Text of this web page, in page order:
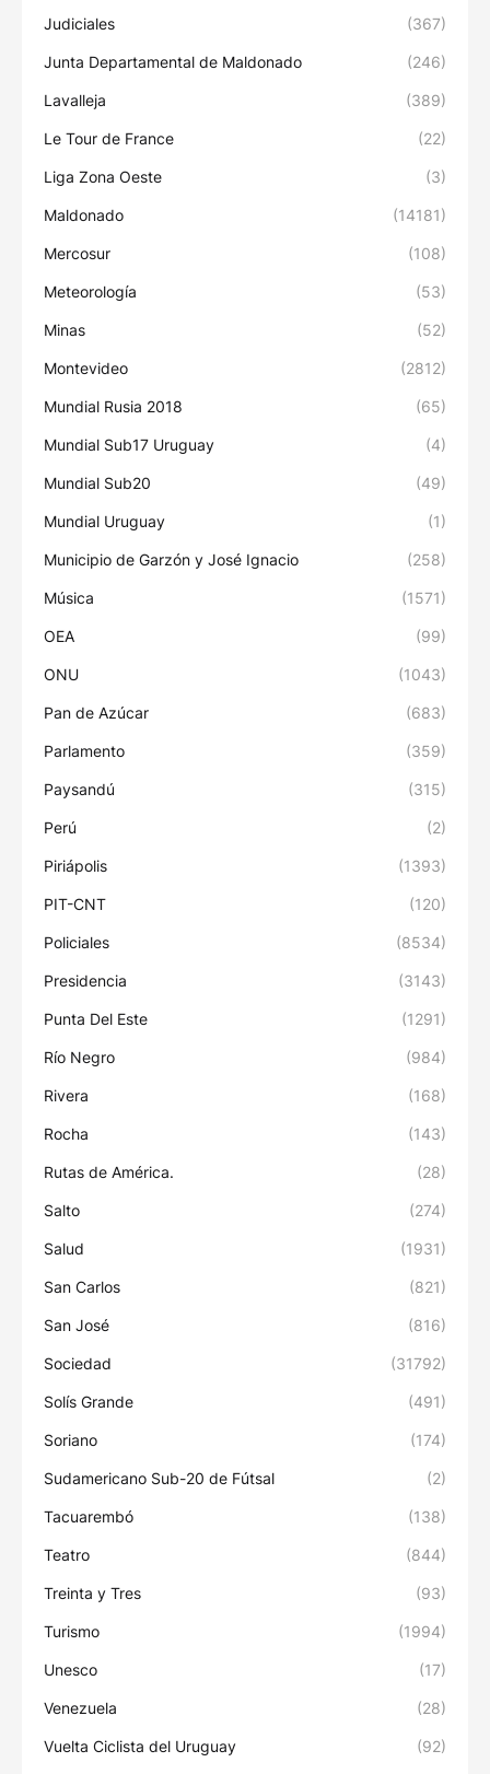
Judiciales (367)
Junta Departamental de Maldonado (246)
Lavalleja (389)
Le Tour de France (22)
Liga Zona Oeste (3)
Maldonado (14181)
Mercosur (108)
Meteorología (53)
Minas (52)
Montevideo (2812)
Mundial Rusia 2018 (65)
Mundial Sub17 Uruguay (4)
Mundial Sub20 (49)
Mundial Uruguay (1)
Municipio de Garzón y José Ignacio (258)
Música (1571)
OEA (99)
ONU (1043)
Pan de Azúcar (683)
Parlamento (359)
Paysandú (315)
Perú (2)
Piriápolis (1393)
PIT-CNT (120)
Policiales (8534)
Presidencia (3143)
Punta Del Este (1291)
Río Negro (984)
Rivera (168)
Rocha (143)
Rutas de América. (28)
Salto (274)
Salud (1931)
San Carlos (821)
San José (816)
Sociedad (31792)
Solís Grande (491)
Soriano (174)
Sudamericano Sub-20 de Fútsal (2)
Tacuarembó (138)
Teatro (844)
Treinta y Tres (93)
Turismo (1994)
Unesco (17)
Venezuela (28)
Vuelta Ciclista del Uruguay (92)